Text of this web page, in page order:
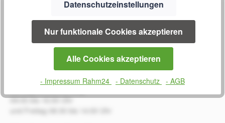
0800 7238052
09:00 bis 16:00 Uhr
und Freitag 08:30 bis 14:00 Uhr
Datenschutzeinstellungen
Nur funktionale Cookies akzeptieren
Alle Cookies akzeptieren
- Impressum Rahm24 - Datenschutz - AGB